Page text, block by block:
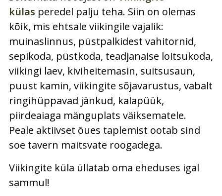
külas peredel palju teha. Siin on olemas
kõik, mis ehtsale viikingile vajalik:
muinaslinnus, püstpalkidest vahitornid,
sepikoda, püstkoda, teadjanaise loitsukoda,
viikingi laev, kiviheitemasin, suitsusaun,
puust kamin, viikingite sõjavarustus, vabalt
ringihüppavad jänkud, kalapüük,
piirdeaiaga mänguplats väiksematele.
Peale aktiivset õues taplemist ootab sind
soe tavern maitsvate roogadega.
Viikingite küla üllatab oma eheduses igal
sammul!